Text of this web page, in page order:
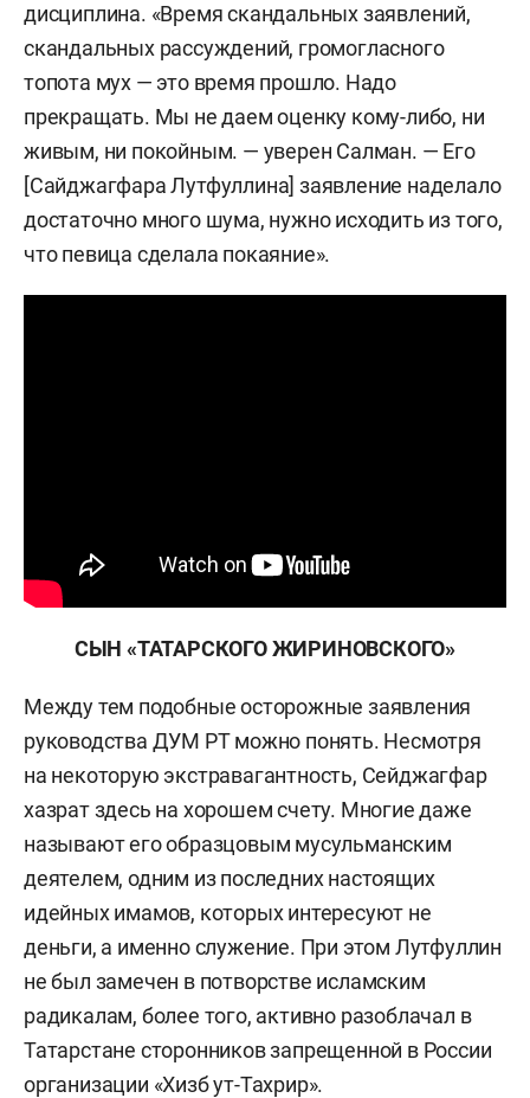
дисциплина. «Время скандальных заявлений,
скандальных рассуждений, громогласного
топота мух — это время прошло. Надо
прекращать. Мы не даем оценку кому-либо, ни
живым, ни покойным. — уверен Салман. — Его
[Сайджагфара Лутфуллина] заявление наделало
достаточно много шума, нужно исходить из того,
что певица сделала покаяние».
СЫН «ТАТАРСКОГО ЖИРИНОВСКОГО»
Между тем подобные осторожные заявления
руководства ДУМ РТ можно понять. Несмотря
на некоторую экстравагантность, Сейджагфар
хазрат здесь на хорошем счету. Многие даже
называют его образцовым мусульманским
деятелем, одним из последних настоящих
идейных имамов, которых интересуют не
деньги, а именно служение. При этом Лутфуллин
не был замечен в потворстве исламским
радикалам, более того, активно разоблачал в
Татарстане сторонников запрещенной в России
организации «Хизб ут-Тахрир».